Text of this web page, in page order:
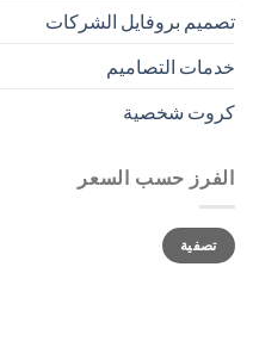
تصميم بروفايل الشركات
خدمات التصاميم
كروت شخصية
الفرز حسب السعر
أدنى
سعر
أعلى
سعرتصفية